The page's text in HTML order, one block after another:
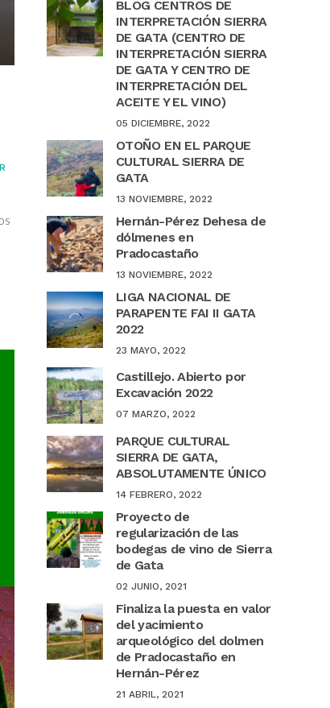
BLOG CENTROS DE
INTERPRETACIÓN SIERRA
DE GATA (CENTRO DE
INTERPRETACIÓN SIERRA
DE GATA Y CENTRO DE
INTERPRETACIÓN DEL
ACEITE Y EL VINO)
05 DICIEMBRE, 2022
OTOÑO EN EL PARQUE
CULTURAL SIERRA DE
GATA
13 NOVIEMBRE, 2022
Hernán-Pérez Dehesa de
dólmenes en
Pradocastaño
13 NOVIEMBRE, 2022
LIGA NACIONAL DE
PARAPENTE FAI II GATA
2022
23 MAYO, 2022
Castillejo. Abierto por
Excavación 2022
07 MARZO, 2022
PARQUE CULTURAL
SIERRA DE GATA,
ABSOLUTAMENTE ÚNICO
14 FEBRERO, 2022
Proyecto de
regularización de las
bodegas de vino de Sierra
de Gata
02 JUNIO, 2021
Finaliza la puesta en valor
del yacimiento
arqueológico del dolmen
de Pradocastaño en
Hernán-Pérez
21 ABRIL, 2021